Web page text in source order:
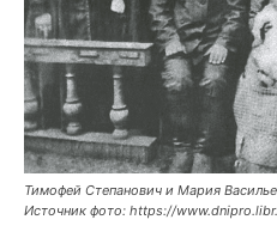
Тимофей Степанович и Мария
Источник фото: https://